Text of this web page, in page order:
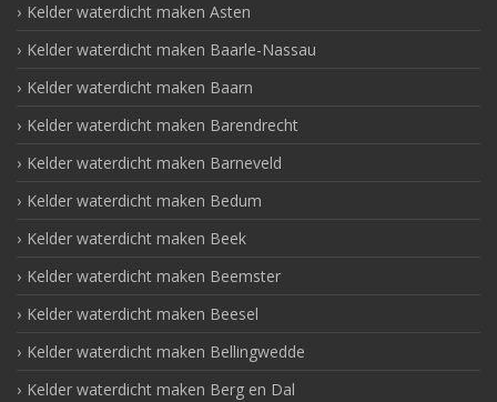
Kelder waterdicht maken Asten
Kelder waterdicht maken Baarle-Nassau
Kelder waterdicht maken Baarn
Kelder waterdicht maken Barendrecht
Kelder waterdicht maken Barneveld
Kelder waterdicht maken Bedum
Kelder waterdicht maken Beek
Kelder waterdicht maken Beemster
Kelder waterdicht maken Beesel
Kelder waterdicht maken Bellingwedde
Kelder waterdicht maken Berg en Dal